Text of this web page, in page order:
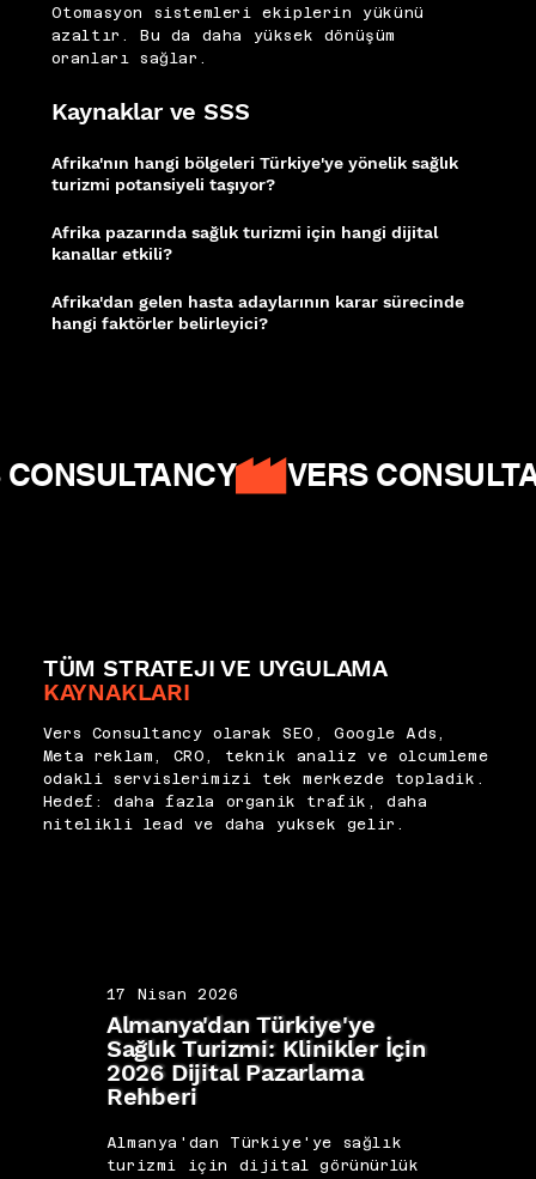
Kaynaklar ve SSS
Afrika'nın hangi bölgeleri Türkiye'ye yönelik sağlık
turizmi potansiyeli taşıyor?
Afrika pazarında sağlık turizmi için hangi dijital
kanallar etkili?
Afrika'dan gelen hasta adaylarının karar sürecinde
hangi faktörler belirleyici?
Otomasyon sistemleri ekiplerin yükünü
azaltır. Bu da daha yüksek dönüşüm
oranları sağlar.
CONSULTANCY
TÜM STRATEJI VE UYGULAMA
KAYNAKLARI
Vers Consultancy olarak SEO, Google Ads,
Meta reklam, CRO, teknik analiz ve olcumleme
odakli servislerimizi tek merkezde topladik.
Hedef: daha fazla organik trafik, daha
nitelikli lead ve daha yuksek gelir.
17 Nisan 2026
Almanya'dan Türkiye'ye
Sağlık Turizmi: Klinikler İçin
2026 Dijital Pazarlama
Rehberi
Almanya'dan Türkiye'ye sağlık
turizmi için dijital görünürlük